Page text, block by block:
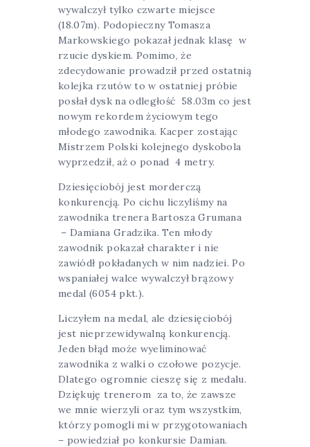
wywalczył tylko czwarte miejsce
(18.07m). Podopieczny Tomasza
Markowskiego pokazał jednak klasę w
rzucie dyskiem. Pomimo, że
zdecydowanie prowadził przed ostatnią
kolejka rzutów to w ostatniej próbie
posłał dysk na odległość 58.03m co jest
nowym rekordem życiowym tego
młodego zawodnika. Kacper zostając
Mistrzem Polski kolejnego dyskobola
wyprzedził, aż o ponad 4 metry.
Dziesięciobój jest morderczą
konkurencją. Po cichu liczyliśmy na
zawodnika trenera Bartosza Grumana
– Damiana Gradzika. Ten młody
zawodnik pokazał charakter i nie
zawiódł pokładanych w nim nadziei. Po
wspaniałej walce wywalczył brązowy
medal (6054 pkt.).
Liczyłem na medal, ale dziesięciobój
jest nieprzewidywalną konkurencją.
Jeden błąd może wyeliminować
zawodnika z walki o czołowe pozycje.
Dlatego ogromnie cieszę się z medalu.
Dziękuję trenerom za to, że zawsze
we mnie wierzyli oraz tym wszystkim,
którzy pomogli mi w przygotowaniach
– powiedział po konkursie Damian.